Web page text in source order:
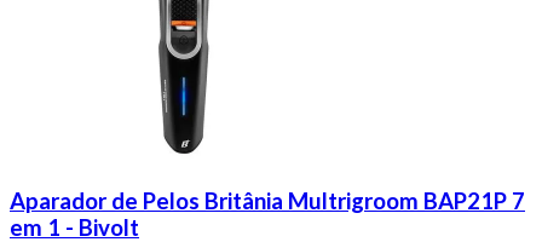
Aparador de Pelos Britânia Multrigroom BAP21P 7
em 1 - Bivolt